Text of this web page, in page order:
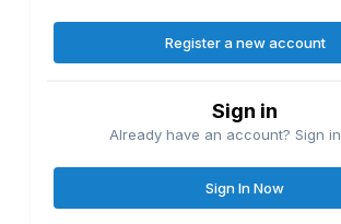
Register a new account
Sign in
Already have an account? Sign
Sign In Now